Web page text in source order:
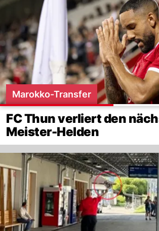
Marokko-Transfer
FC Thun verliert den
Meister-Helden